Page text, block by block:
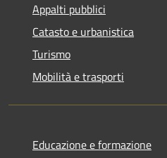
Appalti pubblici
Catasto e urbanistica
Turismo
Mobilità e trasporti
Educazione e formazione